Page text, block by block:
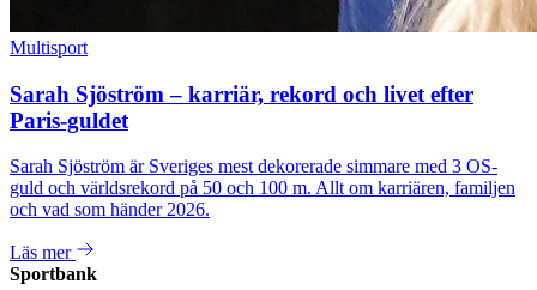
Multisport
Sarah Sjöström – karriär, rekord och livet efter
Paris-guldet
Sarah Sjöström är Sveriges mest dekorerade simmare med 3 OS-
guld och världsrekord på 50 och 100 m. Allt om karriären, familjen
och vad som händer 2026.
Läs mer
Sportbank